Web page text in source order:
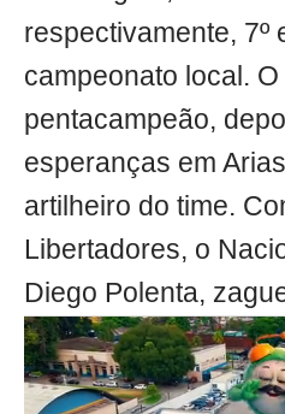
respectivamente, 7º
campeonato local.
pentacampeão,
esperanças em
artilheiro do time.
Libertadores, o
Diego Polenta,